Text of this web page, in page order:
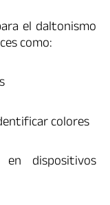
el daltonismo
como:
colores
dispositivos